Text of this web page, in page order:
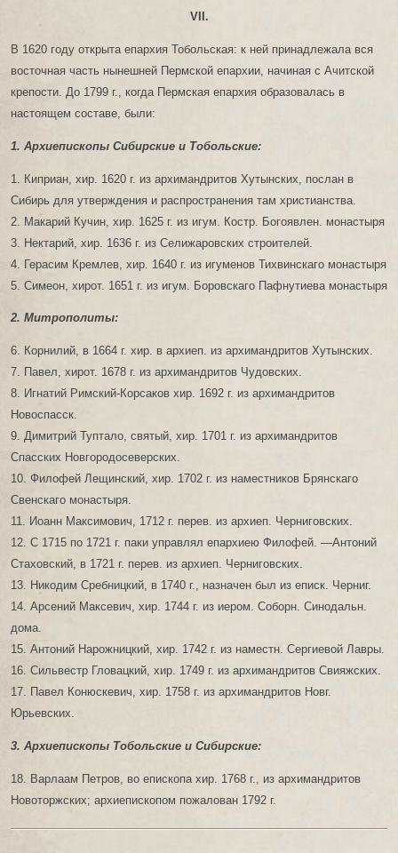
VІІ.
В 1620 году открыта епархия Тобольская: к ней принадлежала вся
восточная часть нынешней Пермской епархии, начиная с Ачитской
крепости. До 1799 г., когда Пермская епархия образовалась в
настоящем составе, были:
1. Архиепископы Сибирские и Тобольские:
1. Киприан, хир. 1620 г. из архимандритов Хутынских, послан в
Сибирь для утверждения и распространения там христианства.
2. Макарий Кучин, хир. 1625 г. из игум. Костр. Богоявлен. монастыря
3. Нектарий, хир. 1636 г. из Селижаровских строителей.
4. Герасим Кремлев, хир. 1640 г. из игуменов Тихвинскаго монастыря
5. Симеон, хирот. 1651 г. из игум. Боровскаго Пафнутиева монастыря
2. Митрополиты:
6. Корнилий, в 1664 г. хир. в архиеп. из архимандритов Хутынских.
7. Павел, хирот. 1678 г. из архимандритов Чудовских.
8. Игнатий Римский-Корсаков хир. 1692 г. из архимандритов
Новоспасск.
9. Димитрий Туптало, святый, хир. 1701 г. из архимандритов
Спасских Новгородосеверских.
10. Филофей Лещинский, хир. 1702 г. из наместников Брянскаго
Свенскаго монастыря.
11. Иоанн Максимович, 1712 г. перев. из архиеп. Черниговских.
12. С 1715 по 1721 г. паки управлял епархиею Филофей. —Антоний
Стаховский, в 1721 г. перев. из архиеп. Черниговских.
13. Никодим Сребницкий, в 1740 г., назначен был из еписк. Черниг.
14. Арсений Максевич, хир. 1744 г. из иером. Соборн. Синодальн.
дома.
15. Антоний Нарожницкий, хир. 1742 г. из наместн. Сергиевой Лавры.
16. Сильвестр Гловацкий, хир. 1749 г. из архимандритов Свияжских.
17. Павел Конюскевич, хир. 1758 г. из архимандритов Новг.
Юрьевских.
3. Архиепископы Тобольские и Сибирские:
18. Варлаам Петров, во епископа хир. 1768 г., из архимандритов
Новоторжских; архиепископом пожалован 1792 г.